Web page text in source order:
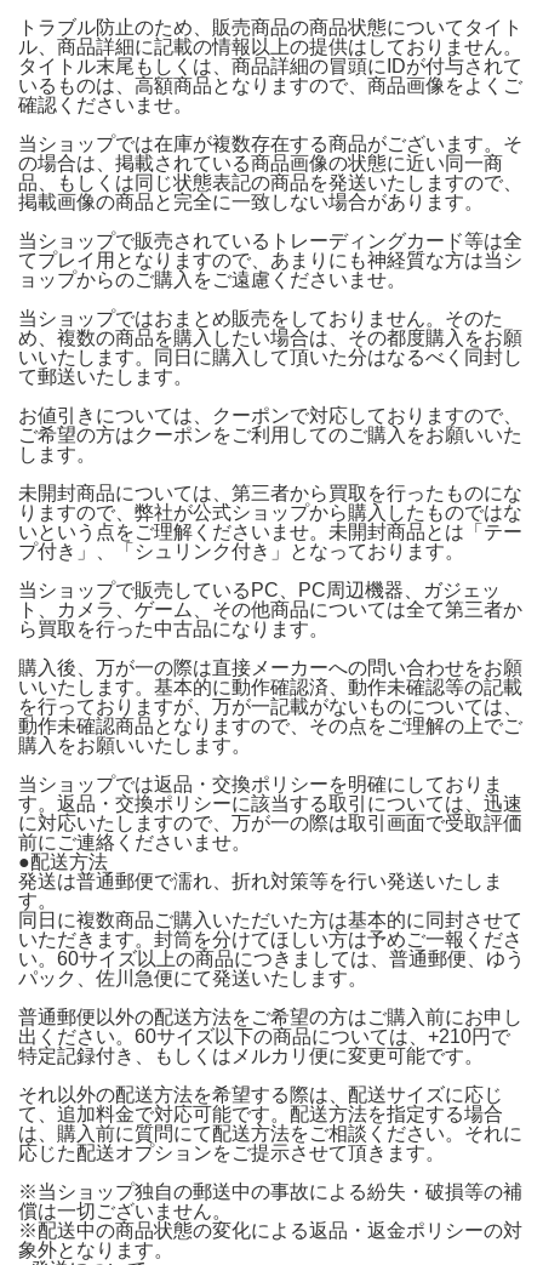
トラブル防止のため、販売商品の商品状態についてタイト
ル、商品詳細に記載の情報以上の提供はしておりません。
タイトル末尾もしくは、商品詳細の冒頭にIDが付与されて
いるものは、高額商品となりますので、商品画像をよくご
確認くださいませ。
当ショップでは在庫が複数存在する商品がございます。そ
の場合は、掲載されている商品画像の状態に近い同一商
品、もしくは同じ状態表記の商品を発送いたしますので、
掲載画像の商品と完全に一致しない場合があります。
当ショップで販売されているトレーディングカード等は全
てプレイ用となりますので、あまりにも神経質な方は当シ
ョップからのご購入をご遠慮くださいませ。
当ショップではおまとめ販売をしておりません。そのた
め、複数の商品を購入したい場合は、その都度購入をお願
いいたします。同日に購入して頂いた分はなるべく同封し
て郵送いたします。
お値引きについては、クーポンで対応しておりますので、
ご希望の方はクーポンをご利用してのご購入をお願いいた
します。
未開封商品については、第三者から買取を行ったものにな
りますので、弊社が公式ショップから購入したものではな
いという点をご理解くださいませ。未開封商品とは「テー
プ付き」、「シュリンク付き」となっております。
当ショップで販売しているPC、PC周辺機器、ガジェッ
ト、カメラ、ゲーム、その他商品については全て第三者か
ら買取を行った中古品になります。
購入後、万が一の際は直接メーカーへの問い合わせをお願
いいたします。基本的に動作確認済、動作未確認等の記載
を行っておりますが、万が一記載がないものについては、
動作未確認商品となりますので、その点をご理解の上でご
購入をお願いいたします。
当ショップでは返品・交換ポリシーを明確にしておりま
す。返品・交換ポリシーに該当する取引については、迅速
に対応いたしますので、万が一の際は取引画面で受取評価
前にご連絡くださいませ。
●配送方法
発送は普通郵便で濡れ、折れ対策等を行い発送いたしま
す。
同日に複数商品ご購入いただいた方は基本的に同封させて
いただきます。封筒を分けてほしい方は予めご一報くださ
い。60サイズ以上の商品につきましては、普通郵便、ゆう
パック、佐川急便にて発送いたします。
普通郵便以外の配送方法をご希望の方はご購入前にお申し
出ください。60サイズ以下の商品については、+210円で
特定記録付き、もしくはメルカリ便に変更可能です。
それ以外の配送方法を希望する際は、配送サイズに応じ
て、追加料金で対応可能です。配送方法を指定する場合
は、購入前に質問にて配送方法をご相談ください。それに
応じた配送オプションをご提示させて頂きます。
※当ショップ独自の郵送中の事故による紛失・破損等の補
償は一切ございません。
※配送中の商品状態の変化による返品・返金ポリシーの対
象外となります。